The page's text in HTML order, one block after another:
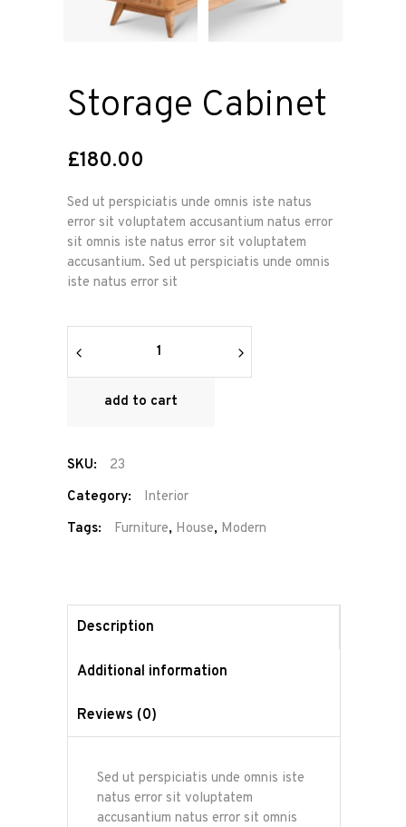
Storage Cabinet
£180.00
Sed ut perspiciatis unde omnis iste natus
error sit voluptatem accusantium natus error
sit omnis iste natus error sit voluptatem
accusantium. Sed ut perspiciatis unde omnis
iste natus error sit
Cabinet
quantity
add to cart
SKU:
23
Category:
Interior
Tags:
Furniture, House, Modern
Description
Additional information
Reviews (0)
Sed ut perspiciatis unde omnis iste
natus error sit voluptatem
accusantium natus error sit omnis